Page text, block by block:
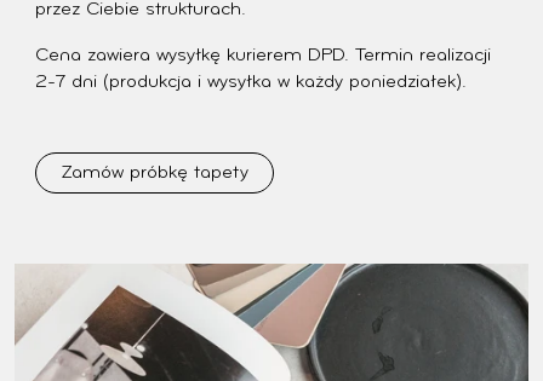
przez Ciebie strukturach.
Cena zawiera wysyłkę kurierem DPD. Termin realizacji
2-7 dni (produkcja i wysyłka w każdy poniedziałek).
Zamów próbkę tapety